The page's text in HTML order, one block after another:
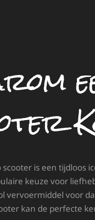
scooter is een tijdloos
keuze voor
vervoermiddel voor
kan de perfecte